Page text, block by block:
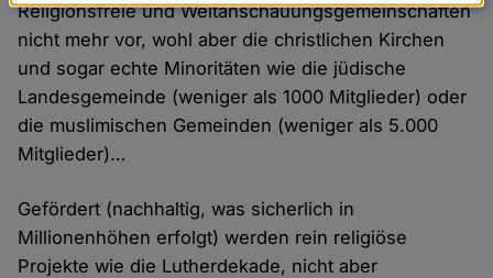
Religionsfreie und Weltanschauungsgemeinschaften
nicht mehr vor, wohl aber die christlichen Kirchen
und sogar echte Minoritäten wie die jüdische
Landesgemeinde (weniger als 1000 Mitglieder) oder
die muslimischen Gemeinden (weniger als 5.000
Mitglieder)…
Gefördert (nachhaltig, was sicherlich in
Millionenhöhen erfolgt) werden rein religiöse
Projekte wie die Lutherdekade, nicht aber
Daten
und
Cookies